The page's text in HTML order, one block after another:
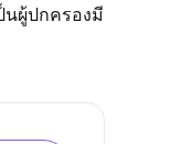
ผู้ปกครองมี